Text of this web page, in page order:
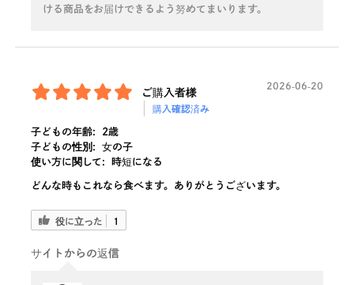
ける商品をお届けできるよう努めてまいります。
ご購入者様
購入確認済み
2026-06-20
子どもの年齢:
2歳
子どもの性別:
女の子
使い方に関して:
時短になる
どんな時もこれなら食べます。ありがとうございます。
役に立った 1
サイトからの返信